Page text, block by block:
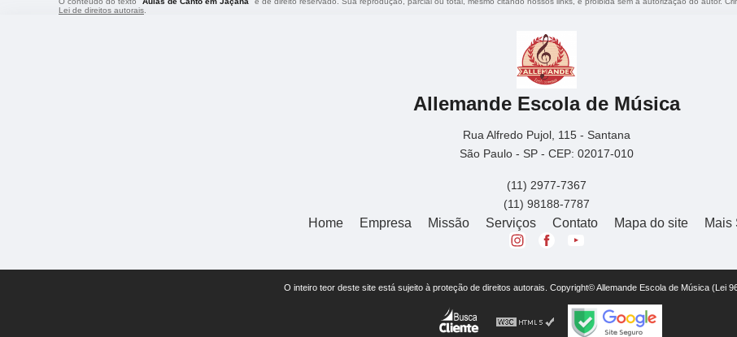
Lei de direitos autorais
Allemande Escola de Música
Rua Alfredo Pujol, 115 - Santana
São Paulo - SP - CEP: 02017-010
(11) 2977-7367
(11) 98188-7787
Home Empresa Missão Serviços Contato Mapa do site Mais
O inteiro teor deste site está sujeito à proteção de direitos autorais. Copyright© Allemande Escola de Música (Lei